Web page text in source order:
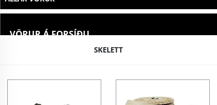
VÖRUR Á FORSÍÐU
SKELETT